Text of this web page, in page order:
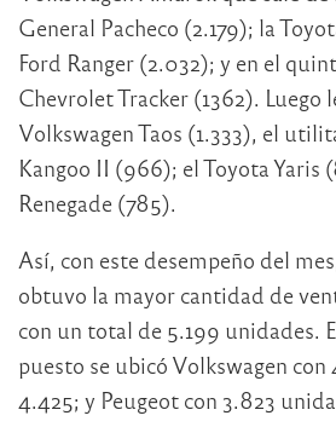
General Pacheco (2.179); la
Ford Ranger (2.032); y en el
Chevrolet Tracker (1362). Luego
Volkswagen Taos (1.333), el
Kangoo II (966); el Toyota Yaris
Renegade (785).
Así, con este desempeño del
obtuvo la mayor cantidad de
con un total de 5.199 unidades.
puesto se ubicó Volkswagen con
4.425; y Peugeot con 3.823